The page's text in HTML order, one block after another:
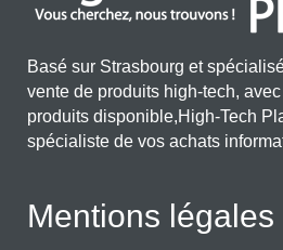
Basé sur Strasbourg et
vente de produits high-tech,
produits disponible,High-Tech
spécialiste de vos achats
Mentions légales